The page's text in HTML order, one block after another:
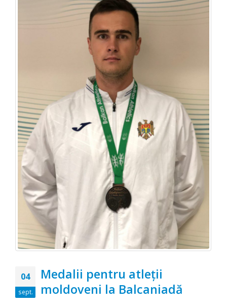
04
sept.
Medalii pentru atleţii
moldoveni la Balcaniadă